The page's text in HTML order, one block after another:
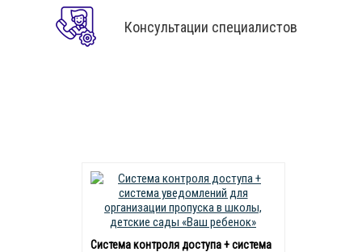
Консультации специалистов
Система контроля доступа + система